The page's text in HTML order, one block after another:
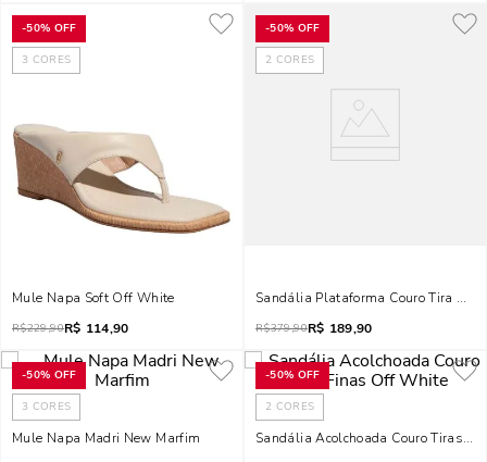
-50% OFF
3 CORES
Mule Napa Soft Off White
R$229,90R$ 114,90
-50% OFF
2 CORES
Sandália Plataforma Couro Tira
R$379,90R$ 189,90
-50% OFF
3 CORES
Mule Napa Madri New Marfim
-50% OFF
2 CORES
Sandália Acolchoada Couro Tiras